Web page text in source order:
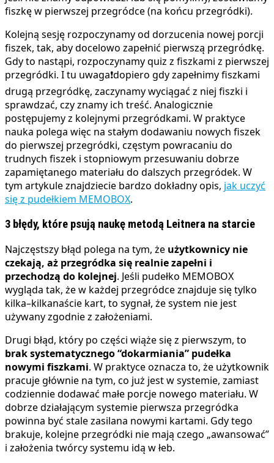
fiszkę w pierwszej przegródce (na końcu przegródki).
Kolejną sesję rozpoczynamy od dorzucenia nowej porcji
fiszek, tak, aby docelowo zapełnić pierwszą przegródkę.
Gdy to nastąpi, rozpoczynamy quiz z fiszkami z pierwszej
przegródki. I tu uwaga❗dopiero gdy zapełnimy fiszkami
drugą przegródkę, zaczynamy wyciągać z niej fiszki i
sprawdzać, czy znamy ich treść. Analogicznie
postępujemy z kolejnymi przegródkami. W praktyce
nauka polega więc na stałym dodawaniu nowych fiszek
do pierwszej przegródki, częstym powracaniu do
trudnych fiszek i stopniowym przesuwaniu dobrze
zapamiętanego materiału do dalszych przegródek. W
tym artykule znajdziecie bardzo dokładny opis, jak uczyć
się z pudełkiem MEMOBOX.
3 błędy, które psują naukę metodą Leitnera na starcie
Najczęstszy błąd polega na tym, że użytkownicy nie
czekają, aż przegródka się realnie zapełni i
przechodzą do kolejnej. Jeśli pudełko MEMOBOX
wygląda tak, że w każdej przegródce znajduje się tylko
kilka–kilkanaście kart, to sygnał, że system nie jest
używany zgodnie z założeniami.
Drugi błąd, który po części wiąże się z pierwszym, to
brak systematycznego “dokarmiania” pudełka
nowymi fiszkami. W praktyce oznacza to, że użytkownik
pracuje głównie na tym, co już jest w systemie, zamiast
codziennie dodawać małe porcje nowego materiału. W
dobrze działającym systemie pierwsza przegródka
powinna być stale zasilana nowymi kartami. Gdy tego
brakuje, kolejne przegródki nie mają czego „awansować”
i założenia twórcy systemu idą w łeb.